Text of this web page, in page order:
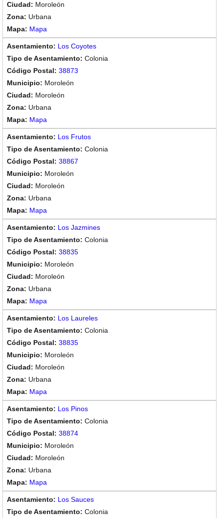
Moroleón
Urbana
Mapa
Los Coyotes
Colonia
38873
Moroleón
Moroleón
Urbana
Mapa
Los Frutos
Colonia
38867
Moroleón
Moroleón
Urbana
Mapa
Los Jazmines
Colonia
38835
Moroleón
Moroleón
Urbana
Mapa
Los Laureles
Colonia
38835
Moroleón
Moroleón
Urbana
Mapa
Los Pinos
Colonia
38874
Moroleón
Moroleón
Urbana
Mapa
Los Sauces
Colonia